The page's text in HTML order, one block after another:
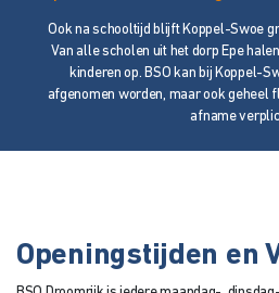
Ook na schooltijd blijft Koppel-Swoe
Van alle scholen uit het dorp Epe
kinderen op. BSO kan bij Koppel-
afgenomen worden, maar ook geheel
afname
Openingstijden en